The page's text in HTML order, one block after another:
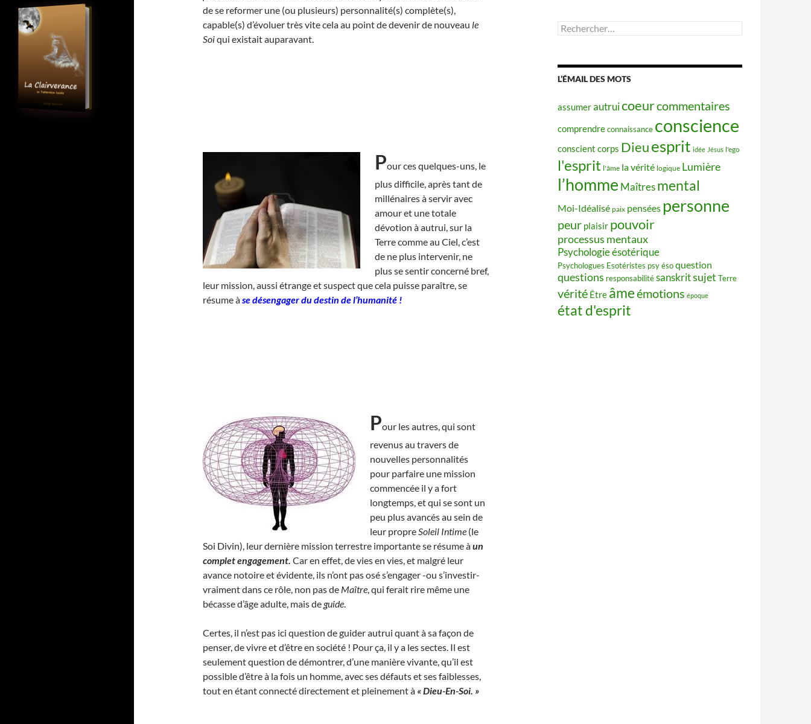
de se reformer une (ou plusieurs) personnalité(s) complète(s),
capable(s) d’évoluer très vite cela au point de devenir de nouveau le
Soiqui existait auparavant.
Pour ces quelques-uns, le
plus difficile, après tant de
millénaires à servir avec
amour et une totale
dévotion à autrui, sur la
Terre comme au Ciel, c’est
de ne plus intervenir, ne
plus se sentir concerné bref,
leur mission, aussi étrange et suspect que cela puisse paraître, se
résume àse désengager du destin de l’humanité !
Pour les autres, qui sont
revenus au travers de
nouvelles personnalités
pour parfaire une mission
commencée il y a fort
longtemps, et qui se sont un
peu plus avancés au sein de
leur propreSoleil Intime (le
Soi Divin), leur dernière mission terrestre importante se résume àun
complet engagement. Car en effet, de vies en vies, et malgré leur
avance notoire et évidente, ils n’ont pas osé s’engager -ou s’investir-
vraiment dans ce rôle, non pas de Maître, qui ferait rire même une
bécasse d’âge adulte, mais de guide.
Certes, il n’est pas ici question de guider autrui quant à sa façon de
penser, de vivre et d’être en société ! Pour ça, il y a les sectes. Il est
seulement question de démontrer, d’une manière vivante, qu’il est
possible d’être à la fois un homme, avec ses défauts et ses faiblesses,
tout en étant connecté directement et pleinement à « Dieu-En-Soi. »
Rechercher :
L’ÉMAIL DES MOTS
assumerautruicoeurcommentaires
comprendreconnaissance conscience
conscient corps Dieuesprit idée Jésus l'ego
l'esprit l'âme la vérité logique Lumière
l’homme Maîtres mental
Moi-Idéalisé paix pensées personne
peur plaisir pouvoir
processus mentaux
Psychologie ésotérique
Psychologues Esotéristes psy ésoquestion
questions responsabilitésanskritsujet Terre
vérité Être âmeémotions époque
état d'esprit